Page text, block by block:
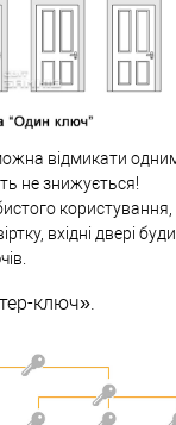
відмикати
не знижується!
вхідні двері
ключ».